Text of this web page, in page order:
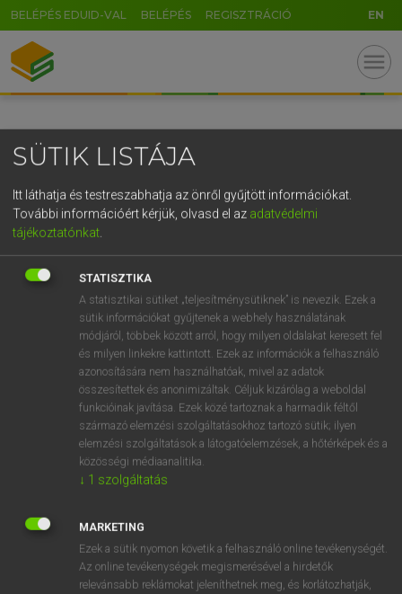
BELÉPÉS EDUID-VAL BELÉPÉS REGISZTRÁCIÓ EN
menu
OOOOPS!
SÜTIK LISTÁJA
Itt láthatja és testreszabhatja az önről gyűjtött információkat.
További információért kérjük, olvasd el az adatvédelmi
tájékoztatónkat
STATISZTIKA
A statisztikai sütiket „teljesítménysütiknek” is nevezik. Ezek a
sütik információkat gyűjtenek a webhely használatának
módjáról, többek között arról, hogy milyen oldalakat keresett fel
és milyen linkekre kattintott. Ezek az információk a felhasználó
azonosítására nem használhatóak, mivel az adatok
összesítettek és anonimizáltak. Céljuk kizárólag a weboldal
funkcióinak javítása. Ezek közé tartoznak a harmadik féltől
származó elemzési szolgáltatásokhoz tartozó sütik; ilyen
elemzési szolgáltatások a látogatóelemzések, a hőtérképek és a
közösségi médiaanalitika.
↓ 1 szolgáltatás
MARKETING
Ezek a sütik nyomon követik a felhasználó online tevékenységét.
Az online tevékenységek megismerésével a hirdetők
relevánsabb reklámokat jeleníthetnek meg, és korlátozhatják,
GR
5
g h k l
v b n m , . - AltGr